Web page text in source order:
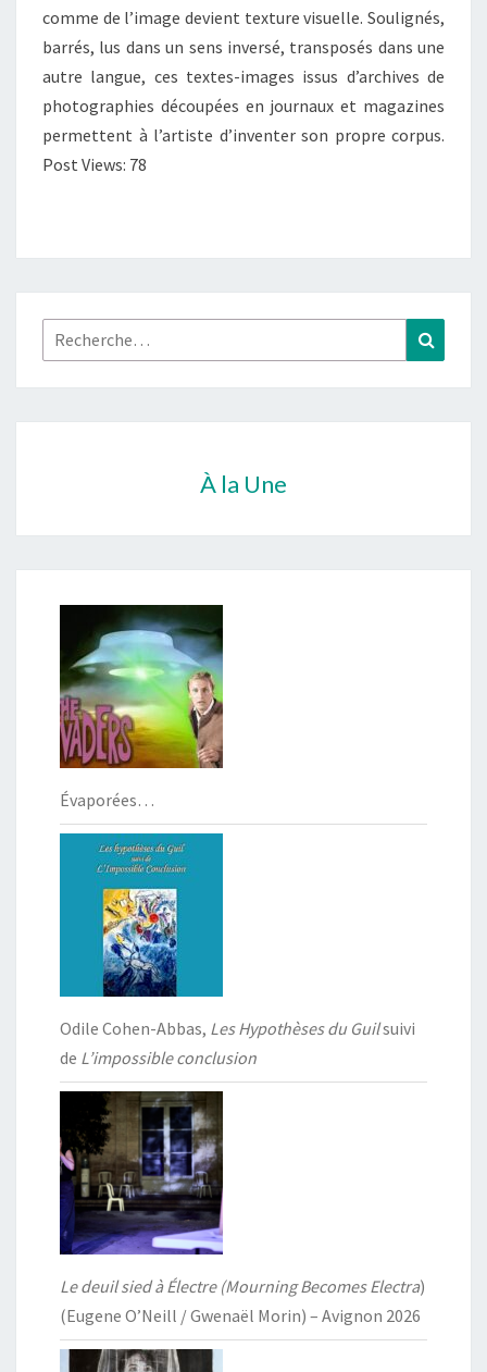
comme de l’image devient texture visuelle. Soulignés,
barrés, lus dans un sens inversé, transposés dans une
autre langue, ces textes-images issus d’archives de
photographies découpées en journaux et magazines
permettent à l’artiste d’inventer son propre corpus.
Post Views: 78
Rechercher :
À la Une
Évaporées…
Odile Cohen-Abbas, Les Hypothèses du Guilsuivi
de L’impossible conclusion
Le deuil sied à Électre (Mourning Becomes Electra)
(Eugene O’Neill / Gwenaël Morin) – Avignon 2026